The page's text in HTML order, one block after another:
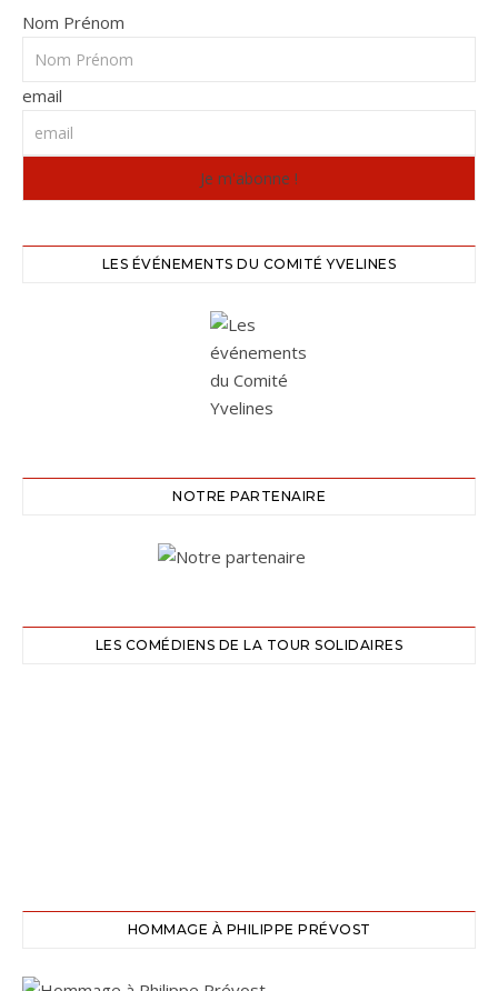
Nom Prénom
email
LES ÉVÉNEMENTS DU COMITÉ YVELINES
NOTRE PARTENAIRE
LES COMÉDIENS DE LA TOUR SOLIDAIRES
HOMMAGE À PHILIPPE PRÉVOST